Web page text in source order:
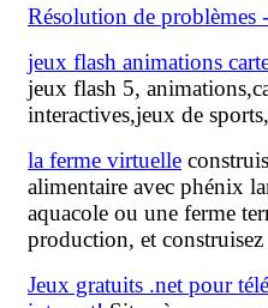
Résolution de problèmes
jeux flash animations
jeux flash 5,
interactives,jeux de
la ferme virtuelle
alimentaire avec phénix
aquacole ou une ferme
production, et
Jeux gratuits .net pour